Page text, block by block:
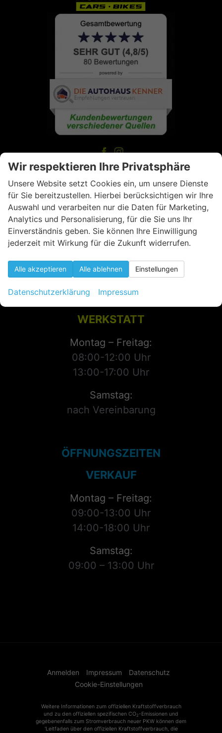
KONTAKT
55606 Kirn,
In der Wässerung 8
ÖFFNUNGSZEITEN
WERKSTATT
Montag – Freitag:
08:00-12:00 Uhr
13:00-17:00 Uhr
Samstag:
nach Vereinbarung
ÖFFNUNGSZEITEN
VERKAUF
Montag – Freitag:
09:00-13:00 Uhr
14:00-18:00 Uhr
Samstag:
09:00 – 13:00 Uhr
Anmelden Impressum
Datenschutz
Cookie-Einstellungen
Weitere Informationen zum offiziellen Kraftstoffverbrauch
und zu den offiziellen spezifischen CO2 -Emissionen und
gegebenenfalls zum Stromverbrauch neuer PKW können dem
'Leitfaden über den offiziellen Kraftstoffverbrauch, die
Wir respektieren Ihre Privatsphäre
Unsere Website setzt Cookies ein, um unsere Dienste
für Sie bereitzustellen. Hierbei berücksichtigen wir Ihre
Auswahl und verarbeiten nur die Daten für Marketing,
Analytics und Personalisierung, für die Sie uns Ihr
Einverständnis geben. Sie können Ihre Einwilligung
jederzeit mit Wirkung für die Zukunft widerrufen.
Alle akzeptieren Alle ablehnen Einstellungen
Datenschutzerklärung Impressum